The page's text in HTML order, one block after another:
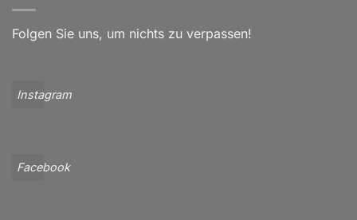
Folgen Sie uns, um nichts zu verpassen!
Instagram
Facebook